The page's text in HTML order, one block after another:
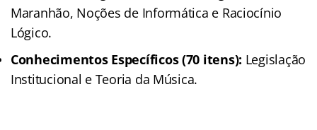
Maranhão, Noções de Informática e Raciocínio
Lógico.
Conhecimentos Específicos (70 itens): Legislação
Institucional e Teoria da Música.